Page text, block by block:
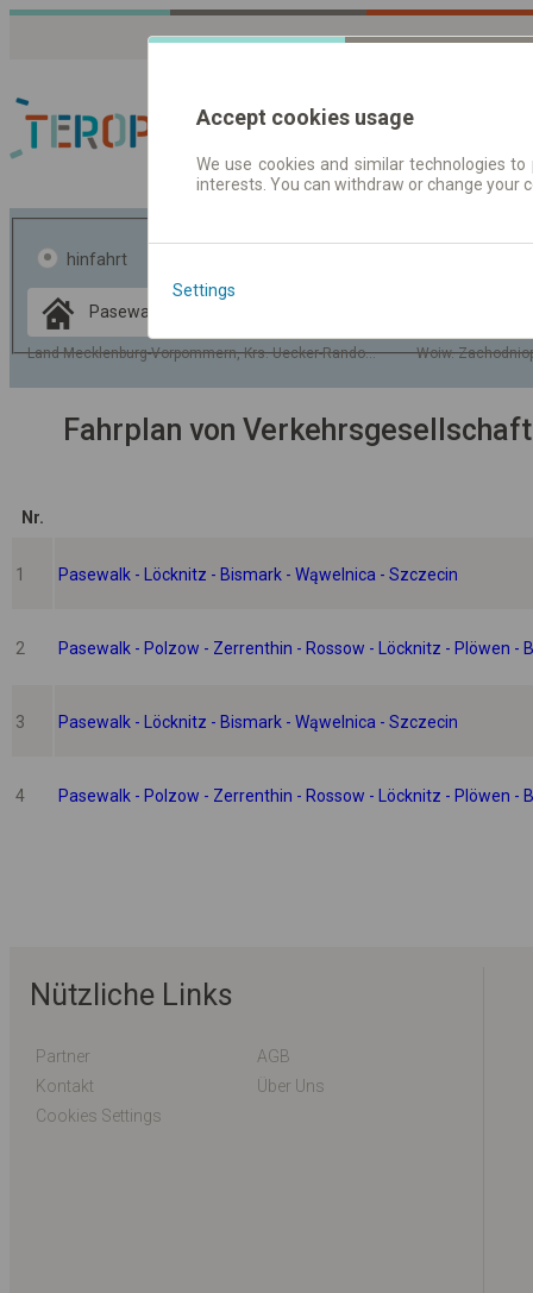
Fahrplandaten |
hinfahrt
Land Mecklenburg-Vorpommern, Krs. Uecker-Randow, Gem. Pasewalk
Woiw.
Data CC-BY-SA
OpenStreetMap
GeoLite data by
Fahrplan von
Nr.
1 Pasewalk - Löcknitz - Bismark - Wąwelnica - Szczecin
2 Pasewalk - Polzow - Zerrenthin - Rossow - Löcknitz - Plöwen -
3 Pasewalk - Löcknitz - Bismark - Wąwelnica - Szczecin
4 Pasewalk - Polzow - Zerrenthin - Rossow - Löcknitz - Plöwen -
Nützliche Links
Partner
AGB
Kontakt
Über Uns
Cookies Settings
Accept cookies usage
We use cookies and similar technologies
interests. You can withdraw or change
Settings